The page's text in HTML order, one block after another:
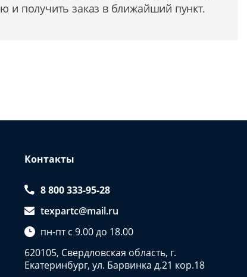
и получить заказ в ближайший пункт.
Контакты
8 800 333-95-28
texpartc@mail.ru
пн-пт с 9.00 до 18.00
620105, Свердловская область, г.
Екатеринбург, ул. Барвинка д.21 кор.18